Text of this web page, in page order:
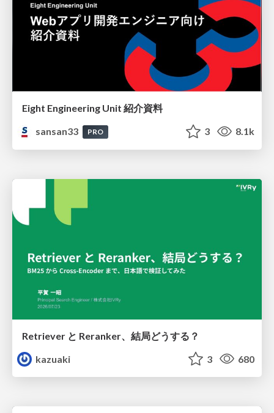
Eight Engineering Unit 紹介資料
sansan33
PRO 3 8.1k
Retriever と Reranker、結局どうする？
kazuaki
3 680